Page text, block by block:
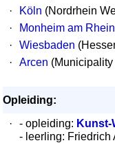
·
Köln (Nordrhein
·
Monheim am Rhein
·
Wiesbaden
·
Arcen
Opleiding:
·
- opleiding: Kunst-
- leerling: Friedrich